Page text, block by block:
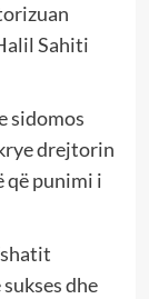
Sahiti
sidomos
drejtorin
që punimi i
dhe